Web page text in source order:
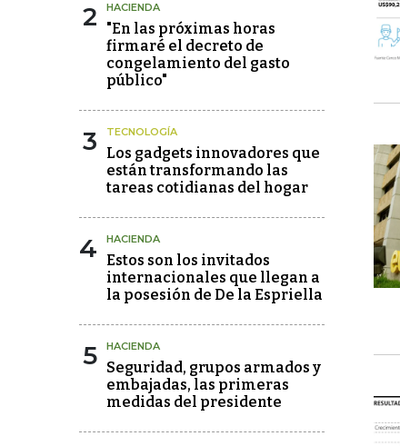
2 HACIENDA
"En las próximas horas
firmaré el decreto de
congelamiento del gasto
público"
3 TECNOLOGÍA
Los gadgets innovadores que
están transformando las
tareas cotidianas del hogar
4 HACIENDA
Estos son los invitados
internacionales que llegan a
la posesión de De la Espriella
5 HACIENDA
Seguridad, grupos armados y
embajadas, las primeras
medidas del presidente